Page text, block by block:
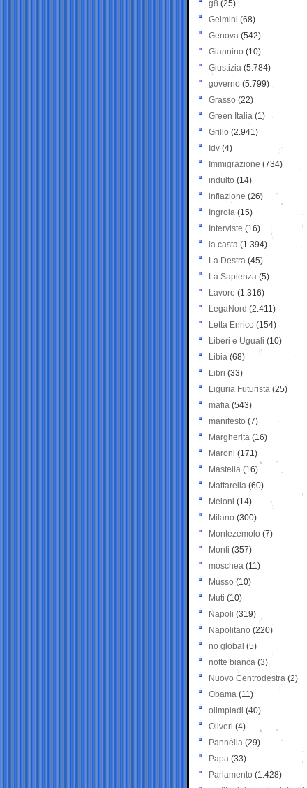
g8 (25)
Gelmini (68)
Genova (542)
Giannino (10)
Giustizia (5.784)
governo (5.799)
Grasso (22)
Green Italia (1)
Grillo (2.941)
Idv (4)
Immigrazione (734)
indulto (14)
inflazione (26)
Ingroia (15)
Interviste (16)
la casta (1.394)
La Destra (45)
La Sapienza (5)
Lavoro (1.316)
LegaNord (2.411)
Letta Enrico (154)
Liberi e Uguali (10)
Libia (68)
Libri (33)
Liguria Futurista (25)
mafia (543)
manifesto (7)
Margherita (16)
Maroni (171)
Mastella (16)
Mattarella (60)
Meloni (14)
Milano (300)
Montezemolo (7)
Monti (357)
moschea (11)
Musso (10)
Muti (10)
Napoli (319)
Napolitano (220)
no global (5)
notte bianca (3)
Nuovo Centrodestra (2)
Obama (11)
olimpiadi (40)
Oliveri (4)
Pannella (29)
Papa (33)
Parlamento (1.428)